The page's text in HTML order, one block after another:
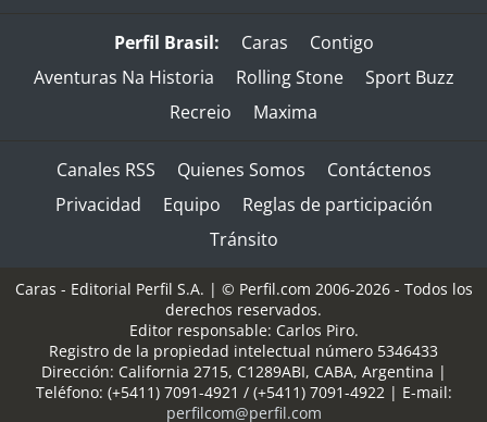
Perfil Brasil: Caras
Contigo
Aventuras Na Historia
Rolling Stone
Sport Buzz
Recreio
Maxima
Canales RSS Quienes Somos
Contáctenos
Privacidad
Equipo
Reglas de participación
Tránsito
Caras - Editorial Perfil S.A. | © Perfil.com 2006-2026 - Todos los
derechos reservados.
Editor responsable: Carlos Piro.
Registro de la propiedad intelectual número 5346433
Dirección: California 2715, C1289ABI, CABA, Argentina |
Teléfono: (+5411) 7091-4921 / (+5411) 7091-4922| E-mail:
perfilcom@perfil.com